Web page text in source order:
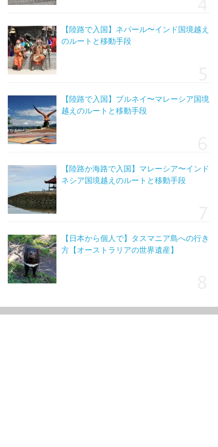
【陸路で入国】ネパール〜インド国境越え
のルートと移動手段
【陸路で入国】ブルネイ〜マレーシア国境
越えのルートと移動手段
【陸路か海路で入国】マレーシア〜インド
ネシア国境越えのルートと移動手段
【日本から個人で】タスマニア島への行き
方【オーストラリアの世界遺産】